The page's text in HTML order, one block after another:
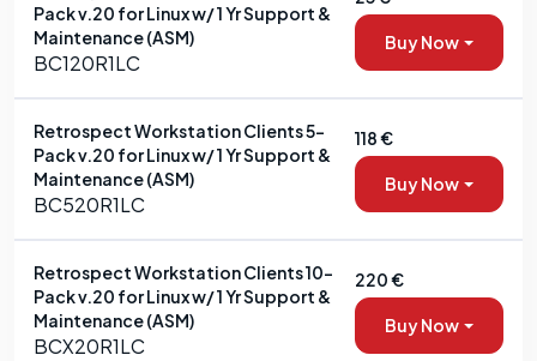
Pack v.20 for Linux w/ 1 Yr Support &
Maintenance (ASM)
BC120R1LC
Buy Now
Retrospect Workstation Clients 5-
Pack v.20 for Linux w/ 1 Yr Support &
Maintenance (ASM)
BC520R1LC
118 €
Buy Now
Retrospect Workstation Clients 10-
Pack v.20 for Linux w/ 1 Yr Support &
Maintenance (ASM)
BCX20R1LC
220 €
Buy Now